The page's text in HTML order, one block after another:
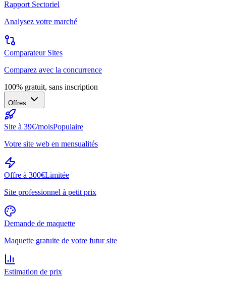
Rapport Sectoriel
Analysez votre marché
Comparateur Sites
Comparez avec la concurrence
100% gratuit, sans inscription
Offres
Site à 39€/moisPopulaire
Votre site web en mensualités
Offre à 300€Limitée
Site professionnel à petit prix
Demande de maquette
Maquette gratuite de votre futur site
Estimation de prix